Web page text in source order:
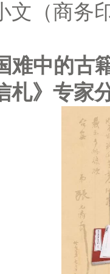
文（商务
难中的古
札》专家